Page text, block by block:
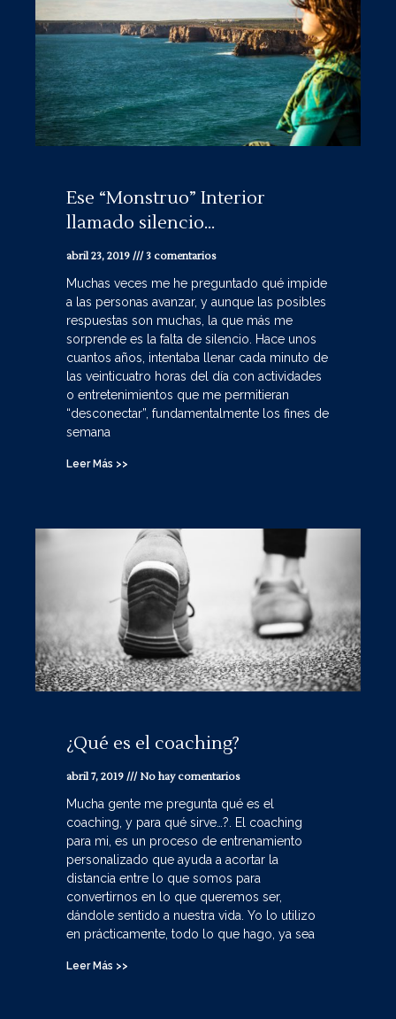
Ese “Monstruo” Interior
llamado silencio…
abril 23, 2019 3 comentarios
Muchas veces me he preguntado qué impide
a las personas avanzar, y aunque las posibles
respuestas son muchas, la que más me
sorprende es la falta de silencio. Hace unos
cuantos años, intentaba llenar cada minuto de
las veinticuatro horas del día con actividades
o entretenimientos que me permitieran
“desconectar”, fundamentalmente los fines de
semana
Leer Más >>
¿Qué es el coaching?
abril 7, 2019 No hay comentarios
Mucha gente me pregunta qué es el
coaching, y para qué sirve…?. El coaching
para mi, es un proceso de entrenamiento
personalizado que ayuda a acortar la
distancia entre lo que somos para
convertirnos en lo que queremos ser,
dándole sentido a nuestra vida. Yo lo utilizo
en prácticamente, todo lo que hago, ya sea
Leer Más >>